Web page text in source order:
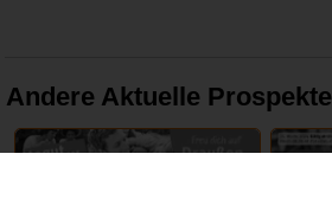
Andere Aktuelle Prospekte